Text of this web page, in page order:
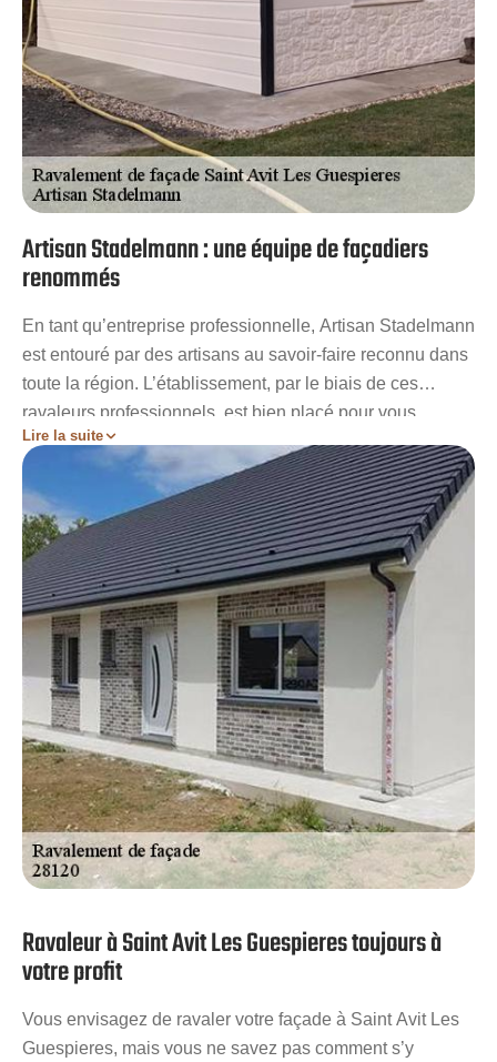
Artisan Stadelmann : une équipe de façadiers
renommés
En tant qu’entreprise professionnelle, Artisan Stadelmann
est entouré par des artisans au savoir-faire reconnu dans
toute la région. L’établissement, par le biais de ces
ravaleurs professionnels, est bien placé pour vous
épauler tout le long de votre projet. Il n’aura aucun mal à
s’occuper de tout le b.a.-ba du ravalement de votre
façade à Saint Avit Les Guespieres. Les réalisations se
feront exclusivement dans un total respect des normes.
Tandis que les conseils en fonction de la complexité des
travaux. Privilégiez le travail bien fait en choisissant les
ravaleurs expérimentés et passionnés chez Artisan
Stadelmann.
Lire la suite
Ravaleur à Saint Avit Les Guespieres toujours à
votre profit
Vous envisagez de ravaler votre façade à Saint Avit Les
Guespieres, mais vous ne savez pas comment s’y